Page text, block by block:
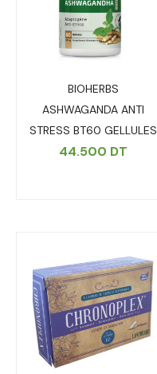
BIOHERBS
ASHWAGANDA ANTI
STRESS BT60 GELLULES
44.500 DT